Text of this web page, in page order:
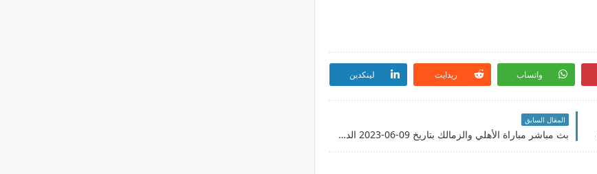
واتساب ريدايت لينكدين
المقال السابق
بث مباشر مباراة الأهلي والزمالك بتاريخ 09-06-2023 الدوري المصري